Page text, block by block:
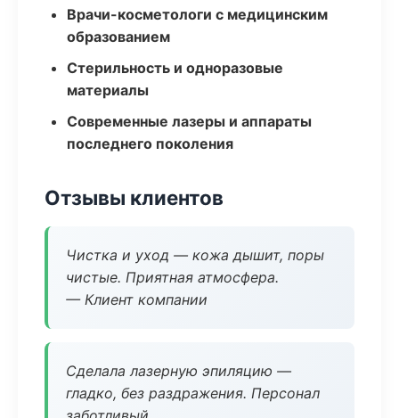
Врачи-косметологи с медицинским
образованием
Стерильность и одноразовые
материалы
Современные лазеры и аппараты
последнего поколения
Отзывы клиентов
Чистка и уход — кожа дышит, поры
чистые. Приятная атмосфера.
— Клиент компании
Сделала лазерную эпиляцию —
гладко, без раздражения. Персонал